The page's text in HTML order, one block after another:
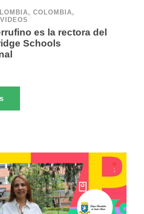
, COLOMBIA,
VIDEOS
es la rectora del
Schools